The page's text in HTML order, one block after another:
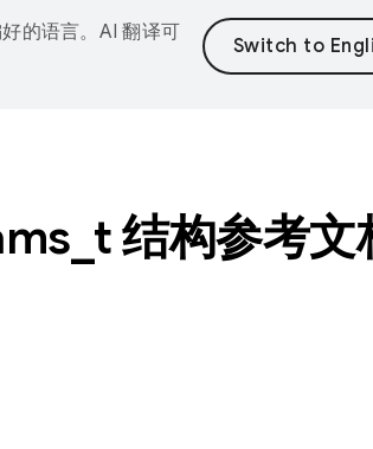
的语言。AI 翻译可
t 结构参考文